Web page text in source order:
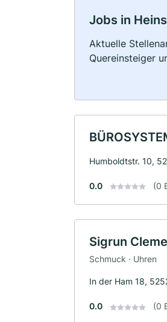
Jobs in
Aktuelle
Quereinsteiger
Humboldtstr. 10,
0.0 (0
Sigrun
Schmuck · Uhren
In der Ham 18,
0.0 (0